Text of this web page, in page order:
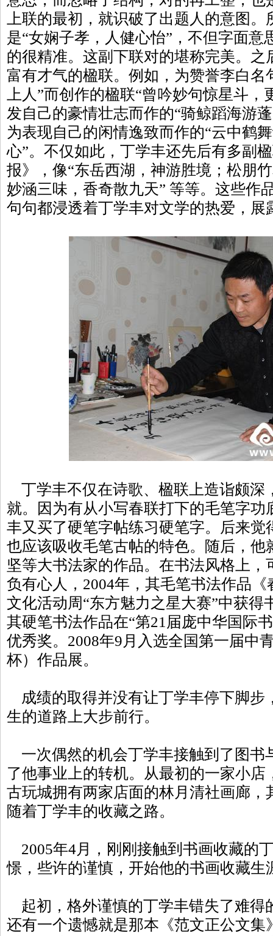
上联的最初，就识破了出题人的意图
是“女娴子孝，人健心怡”，不但字面意
的很精准。这副下联对的堪称完美。之
富有才气的楹联。例如，为赞誉李白名
上人”而创作的楹联“曾吟妙句惊星斗
发自己的豪情壮志而作的“骑鲸蹈海游
为表现自己的闲情逸致而作的“云中鹤
心”。不仅如此，丁学丰还先后有多副
报》，像“东岳西湖，神游胜境；松朋
妙涵三味，香奇散九天” 等等。这些作
句句都浸透着丁学丰对文学的热爱，展
丁学丰不仅在诗歌、楹联上造诣颇深
就。因为有从小写春联打下的毛笔字功
丰又买了硬笔字帖练习硬笔字。后来觉
也应该吸收毛笔古帖的特色。随后，他
坚等大书法家的作品。在书法风格上
负有心人，2004年，其毛笔书法作品
文化活动周“东方魅力之星大赛”中获得
其硬笔书法作品在“第21届庞中华国际
优秀奖。2008年9月入选全国第一届中
杯）作品展。
成绩的取得并没有让丁学丰停下脚步
生的道路上大步前行。
一次偶然的机会丁学丰接触到了图书
了他事业上的转机。从最初的一家小
古玩城拥有两家店面的林月清社画廊，
随着丁学丰的收藏之路。
2005年4月，刚刚接触到书画收藏的
憬，些许的谨慎，开始他的书画收藏生
起初，格外谨慎的丁学丰错失了难得
还有一个遗憾就是那本《范文正公文集